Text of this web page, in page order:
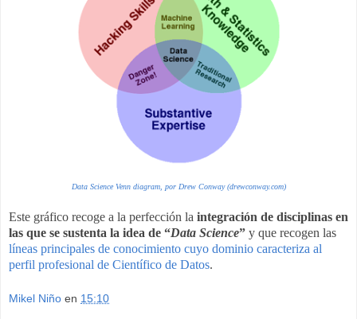
Data Science Venn diagram, por Drew Conway (drewconway.com)
Este gráfico recoge a la perfección la integración de disciplinas en
las que se sustenta la idea de “Data Science” y que recogen las
líneas principales de conocimiento cuyo dominio caracteriza al
perfil profesional de Científico de Datos.
Mikel Niño en 15:10